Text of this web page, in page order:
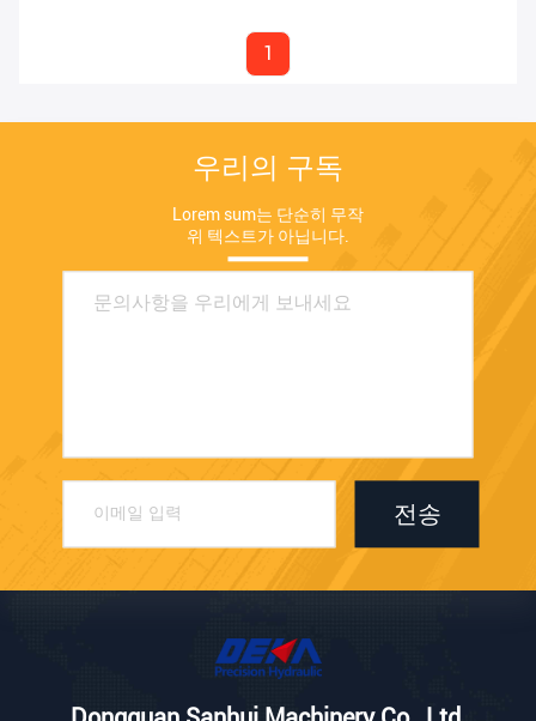
1
우리의 구독
Lorem sum는 단순히 무작
위 텍스트가 아닙니다.
전송